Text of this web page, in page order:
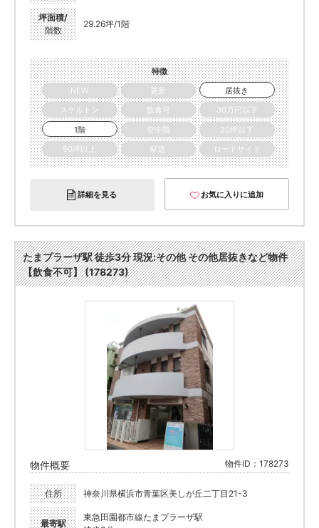
坪面積/
階数
29.26坪/1階
特徴
NEW
更新
居抜き
スケルトン
飲食可
30万円以下
1階
空中階
20坪以下
50坪以上
駅近 ロードサイド
詳細を見る お気に入りに追加
たまプラーザ駅 徒歩3分 現況:その他 その他居抜きなど物件
【飲食不可】 (178273)
物件概要 物件ID：178273
住所 神奈川県横浜市青葉区美しが丘二丁目21-3
最寄駅
東急田園都市線たまプラーザ駅